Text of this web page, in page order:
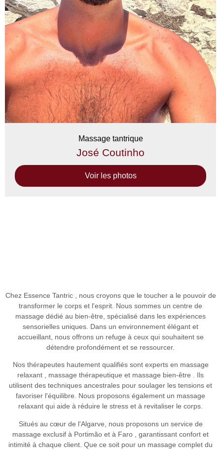
Massage tantrique
José Coutinho
Voir les photos
Chez Essence Tantric, nous croyons que le toucher a le pouvoir de
transformer le corps et l'esprit. Nous sommes un centre de
massage dédié au bien-être, spécialisé dans les expériences
sensorielles uniques. Dans un environnement élégant et
accueillant, nous offrons un refuge à ceux qui souhaitent se
détendre profondément et se ressourcer.
Nos thérapeutes hautement qualifiés sont experts en massage
relaxant , massage thérapeutique et massage bien-être . Ils
utilisent des techniques ancestrales pour soulager les tensions et
favoriser l'équilibre. Nous proposons également un massage
relaxant qui aide à réduire le stress et à revitaliser le corps.
Situés au cœur de l'Algarve, nous proposons un service de
massage exclusif à Portimão et à Faro , garantissant confort et
intimité à chaque client. Que ce soit pour un massage complet du